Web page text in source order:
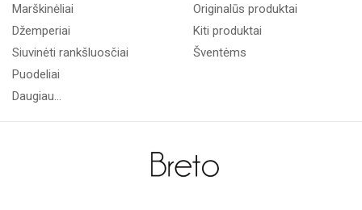
Marškinėliai
Džemperiai
Siuvinėti rankšluosčiai
Puodeliai
Daugiau...
Originalūs produktai
Kiti produktai
Šventėms